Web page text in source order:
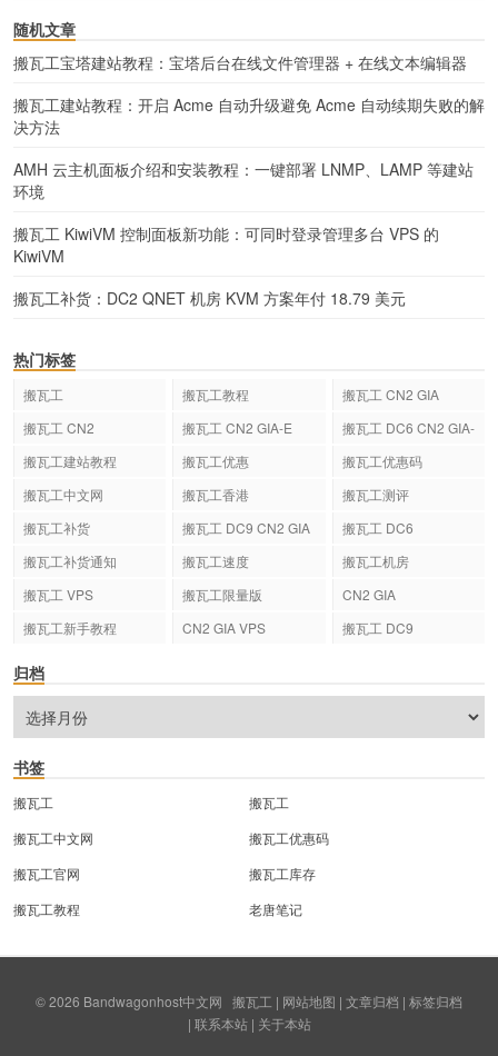
随机文章
搬瓦工宝塔建站教程：宝塔后台在线文件管理器 + 在线文本编辑器
搬瓦工建站教程：开启 Acme 自动升级避免 Acme 自动续期失败的解
决方法
AMH 云主机面板介绍和安装教程：一键部署 LNMP、LAMP 等建站
环境
搬瓦工 KiwiVM 控制面板新功能：可同时登录管理多台 VPS 的
KiwiVM
搬瓦工补货：DC2 QNET 机房 KVM 方案年付 18.79 美元
热门标签
搬瓦工 搬瓦工教程
搬瓦工 CN2 GIA
搬瓦工 CN2
搬瓦工 CN2 GIA-E
搬瓦工 DC6 CN2 GIA-
搬瓦工建站教程 搬瓦工优惠
搬瓦工优惠码
搬瓦工中文网
搬瓦工香港
搬瓦工测评
搬瓦工补货
搬瓦工 DC9 CN2 GIA
搬瓦工 DC6
搬瓦工补货通知
搬瓦工速度
搬瓦工机房
搬瓦工 VPS
搬瓦工限量版
CN2 GIA
搬瓦工新手教程
CN2 GIA VPS 搬瓦工 DC9
归档
书签
搬瓦工
搬瓦工
搬瓦工中文网
搬瓦工优惠码
搬瓦工官网
搬瓦工库存
搬瓦工教程
老唐笔记
© 2026 Bandwagonhost中文网 搬瓦工 | 网站地图 | 文章归档 | 标签归档
| 联系本站| 关于本站